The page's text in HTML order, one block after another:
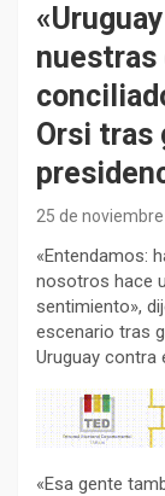
nuestras
Orsi tras
25 de
«Entendamos:
nosotros hace
sentimiento»,
escenario tras
Uruguay contra
«Esa gente